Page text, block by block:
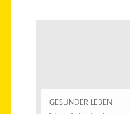
GESÜNDER LEBEN